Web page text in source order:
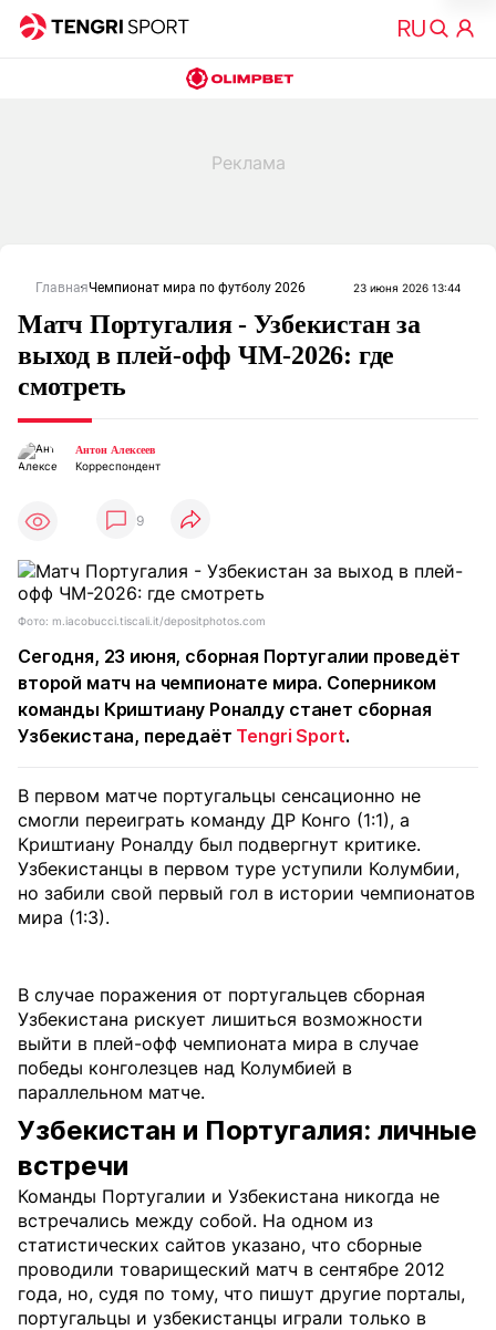
ГлавнаяЧемпионат мира по футболу 2026 23 июня 2026 13:44
Матч Португалия - Узбекистан за
выход в плей-офф ЧМ-2026: где
смотреть
Антон Алексеев
Корреспондент
9
Фото: m.iacobucci.tiscali.it/depositphotos.com
Сегодня, 23 июня, сборная Португалии проведёт
второй матч на чемпионате мира. Соперником
команды Криштиану Роналду станет сборная
Узбекистана, передаёт Tengri Sport.
В первом матче португальцы сенсационно не
смогли переиграть команду ДР Конго (1:1), а
Криштиану Роналду был подвергнут критике.
Узбекистанцы в первом туре уступили Колумбии,
но забили свой первый гол в истории чемпионатов
мира (1:3).
В случае поражения от португальцев сборная
Узбекистана рискует лишиться возможности
выйти в плей-офф чемпионата мира в случае
победы конголезцев над Колумбией в
параллельном матче.
Узбекистан и Португалия: личные
встречи
Команды Португалии и Узбекистана никогда не
встречались между собой. На одном из
статистических сайтов указано, что сборные
проводили товарищеский матч в сентябре 2012
года, но, судя по тому, что пишут другие порталы,
португальцы и узбекистанцы играли только в